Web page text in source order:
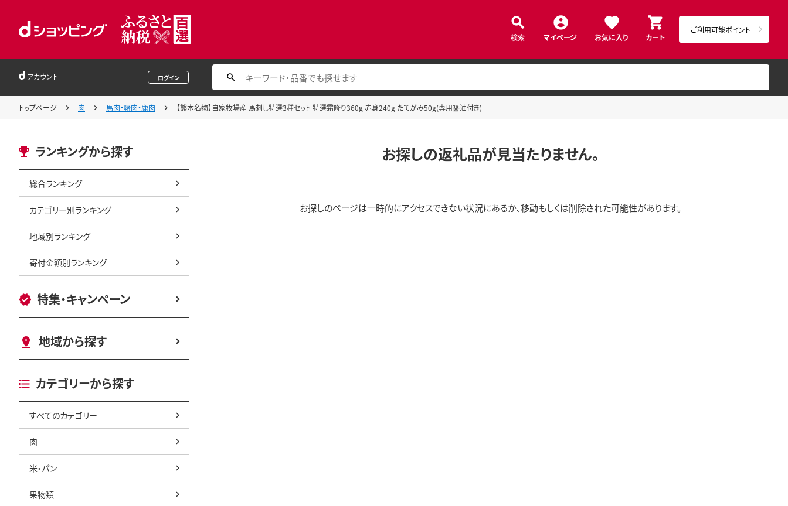
検索 マイページ お気に入り カート
ご利用可能ポイント
アカウント ログイン
トップページ 肉 馬肉・猪肉・鹿肉 【熊本名物】自家牧場産 馬刺し特選3種セット 特選霜降り360g 赤身240g たてがみ50g(専用醤油付き)
ランキングから探す
総合ランキング
カテゴリー別ランキング
地域別ランキング
寄付金額別ランキング
特集・キャンペーン
地域から探す
カテゴリーから探す
すべてのカテゴリー
肉
米・パン
果物類
お探しの返礼品が見当たりません。
お探しのページは一時的にアクセスできない状況にあるか、移動もしくは削除された可能性があります。